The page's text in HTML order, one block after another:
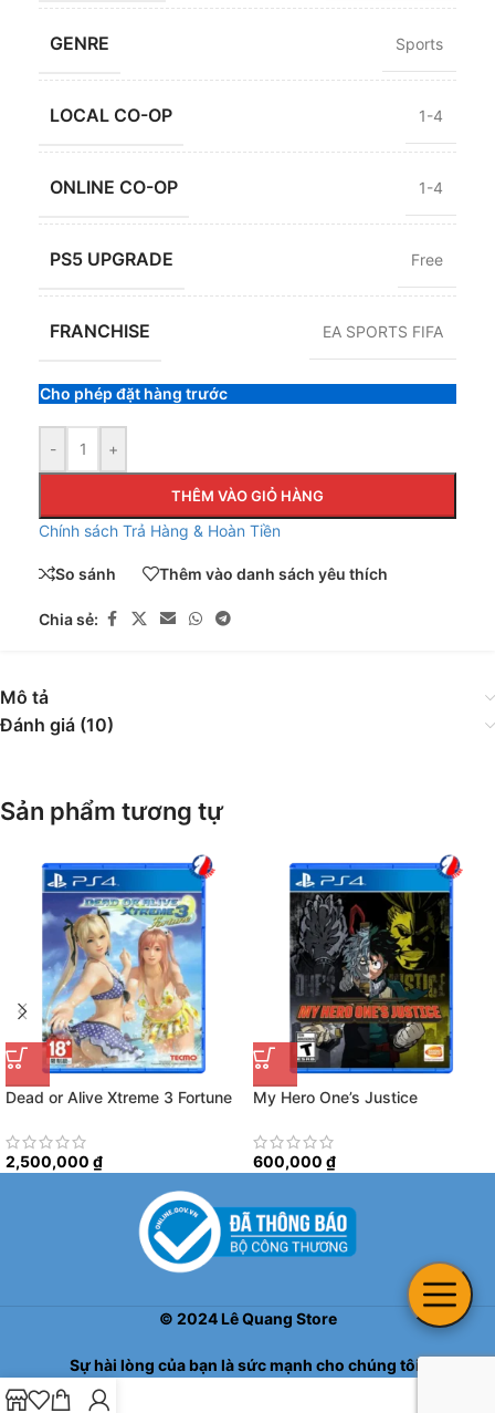
GENRE Sports
LOCAL CO-OP 1-4
ONLINE CO-OP 1-4
PS5 UPGRADE Free
FRANCHISE EA SPORTS FIFA
Cho phép đặt hàng trước
- +
THÊM VÀO GIỎ HÀNG
Chính sách Trả Hàng & Hoàn Tiền
So sánh Thêm vào danh sách yêu thích
Chia sẻ:
Mô tả
Đánh giá (10)
Sản phẩm tương tự
Dead or Alive Xtreme 3 Fortune
2,500,000 ₫
My Hero One’s Justice
600,000 ₫
© 2024Lê Quang Store
Sự hài lòng của bạn là sức mạnh cho chúng tôi!